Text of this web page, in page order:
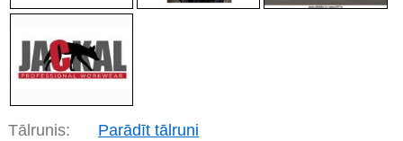
Tālrunis:
Parādīt tālruni